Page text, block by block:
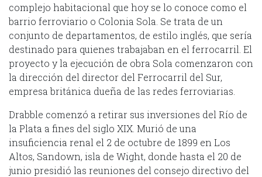
complejo habitacional que hoy se lo conoce como el
barrio ferroviario o Colonia Sola. Se trata de un
conjunto de departamentos, de estilo inglés, que sería
destinado para quienes trabajaban en el ferrocarril. El
proyecto y la ejecución de obra Sola comenzaron con
la dirección del director del Ferrocarril del Sur,
empresa británica dueña de las redes ferroviarias.
Drabble comenzó a retirar sus inversiones del Río de
la Plata a fines del siglo XIX. Murió de una
insuficiencia renal el 2 de octubre de 1899 en Los
Altos, Sandown, isla de Wight, donde hasta el 20 de
junio presidió las reuniones del consejo directivo del